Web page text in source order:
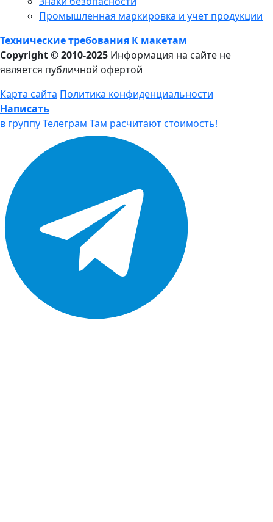
Промышленная маркировка и учет продукции
Технические требования К макетам
Copyright © 2010-2025 Информация на сайте не
является публичной офертой
Карта сайта Политика конфиденциальности
Написать
в группу Телеграм Там расчитают стоимость!